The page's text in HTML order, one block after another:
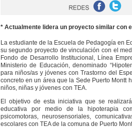
* Actualmente lidera un proyecto similar con
La estudiante de la Escuela de Pedagogía en
su segundo proyecto de vinculación con el
Fondo de Desarrollo Institucional, Línea
Ministerio de Educación, denominado
para niños/as y jóvenes con Trastorno del
concreto en un área que la Sede Puerto Montt
niños, niñas y jóvenes con TEA.
El objetivo de esta iniciativa que se
educativa por medio de la hipoterapia
psicomotoras, neurosensoriales,
escolares con TEA de la comuna de Puerto